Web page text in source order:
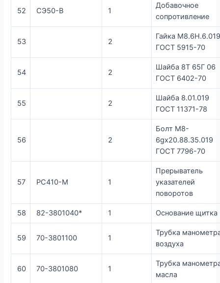
52 СЭ50-В 1
Добавочное
сопротивление
53 2
Гайка
ГОСТ 5915-70
54 2
Шайба 8Т 65Г 06
ГОСТ 6402-70
55 2
Шайба 8.01.019
ГОСТ 11371-78
56 2
Болт М8-
6gx20.88.35.019
ГОСТ 7796-70
57 РС410-М 1
Прерыватель
указателей
поворотов
58 82-3801040* 1 Основание щитка
59 70-3801100 1
Трубка
воздуха
60 70-3801080 1
Трубка
масла